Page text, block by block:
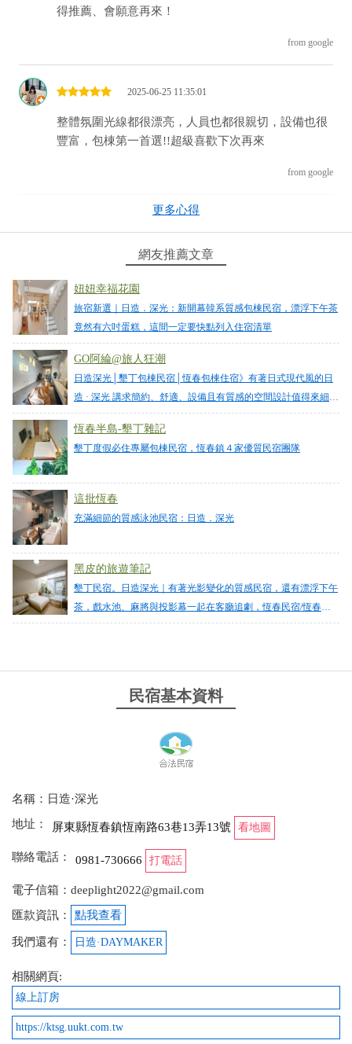
得推薦、會願意再來！
from google
2025-06-25 11:35:01
整體氛圍光線都很漂亮，人員也都很親切，設備也很
豐富，包棟第一首選!!超級喜歡下次再來
from google
老闆們服務超級親切，房間設備非常棒床躺起來也很
Ktv、Netflix ，可自己帶switch連接玩遊戲！有機會會
回訪
我和朋友都很滿意這次入住的民宿！ 我們是當天大概
晚上6.入住的 從一入住開始就玩的非常開心 整體空間
和燈光溫馨舒適 有提供廚房可以和朋友一起準備晚餐
享受一起下廚的樂趣 娛樂設施也很充足 有KTV 麻將
泳池 我們一路唱歌和搓麻將到晚上10. 真的超讚！ 毛
巾用品都無異味很乾淨 床鋪也很柔軟舒適 讓我們養
足精神可以明天繼續玩 早餐奶茶很好喝 推薦點～ 真
的推推大家來入住日造深光！
from google
們還用廚房製作了韓式料理！廚房設備齊全，邊煮邊
美食，真的為這次的回憶大大加分！房間溫馨舒適，
床也超好睡，跟朋友們一起度過了超開心的時光～這
2024-08-30 16:44:44
房子雖是老屋改造，但五金細節質感滿滿到位，不會
因為是老屋就小細節髒亂衛生差，溫水恆溫泳池水位
高度非常適合小朋友使用，備品使用不馬虎，光毛巾
浴巾無異味髒污就滿分五星吹捧✨ （套句孩子說的，
更多心得
網友推薦文章
妞妞幸福花園
旅宿新選｜日造．深光：新開幕韓系質感包棟民宿，漂浮下午茶
竟然有六吋蛋糕，這間一定要快點列入住宿清單
GO阿綸@旅人狂潮
日造深光│墾丁包棟民宿│恆春包棟住宿》有著日式現代風的日
造 · 深光 講求簡約、舒適、設備且有質感的空間設計值得來細細
品味【日造 · 深光】【恆春包棟民宿】
恆春半島-墾丁雜記
墾丁度假必住專屬包棟民宿，恆春鎮４家優質民宿團隊
這批恆春
充滿細節的質感泳池民宿：日造．深光
黑皮的旅遊筆記
墾丁民宿。日造深光｜有著光影變化的質感民宿，還有漂浮下午
茶，戲水池、麻將與投影幕一起在客廳追劇，恆春民宿/恆春包
棟民宿/墾丁包棟民宿/墾丁寵物友善民宿/恆春寵物友善民宿
民宿基本資料
名稱：日造·深光
地址：
屏東縣恆春鎮恆南路63巷13弄13號 看地圖
聯絡電話： 0981-730666 打電話
電子信箱：deeplight2022@gmail.com
匯款資訊：
點我查看
我們還有： 日造·DAYMAKER
相關網頁:
線上訂房
https://ktsg.uukt.com.tw